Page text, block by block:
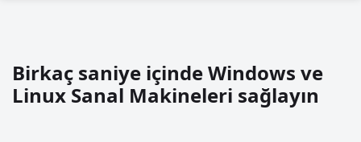
Birkaç saniye içinde Windows ve
Linux Sanal Makineleri sağlayın